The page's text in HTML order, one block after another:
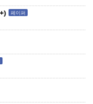
페이퍼